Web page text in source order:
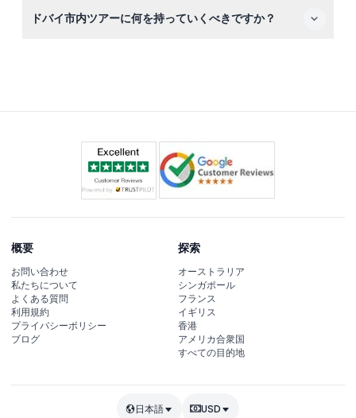
アブラ船でのドバイ・クリーク横断、活気あふれるゴール
ドスークとスパイススークの散策が含まれています。
が、エアコン付き車両とプロの免許保持ガイドによって含
ドバイ市内ツアーに何を持っていくべきですか？
概要
お問い合わせ
私たちについて
よくある質問
利用規約
プライバシーポリシー
ブログ
探索
オーストラリア
シンガポール
フランス
イギリス
香港
アメリカ合衆国
すべての目的地
日本語 USD